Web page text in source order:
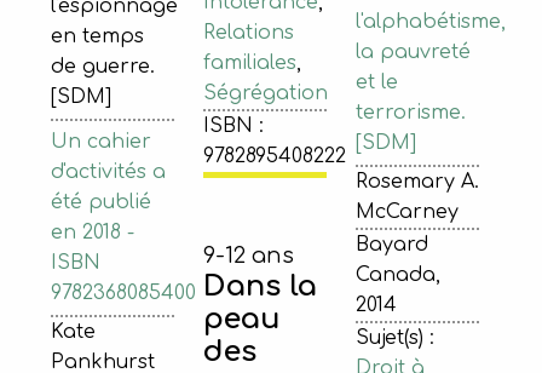
l'espionnage
en temps
de guerre.
[SDM]
Un cahier
d'activités a
été publié
en 2018 -
ISBN
9782368085400
Kate
Pankhurst
Relations
familiales,
Ségrégation
ISBN :
9782895408222
l'alphabétisme,
la pauvreté
et le
terrorisme.
[SDM]
Rosemary A.
McCarney
Bayard
Canada,
2014
Sujet(s) :
Droit à
9-12 ans
Dans la
peau
des